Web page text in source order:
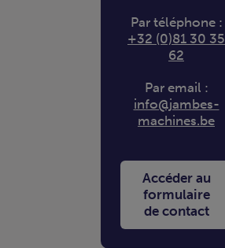
Par téléphone :
+32 (0)81 30 35
62
Par email :
info@jambes-
machines.be
Accéder au
formulaire
de contact